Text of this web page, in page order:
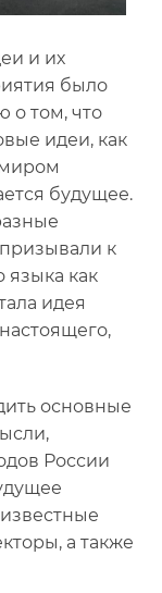
и их
было
о том, что
идеи, как
будущее.
к
языка как
идея
основные
России
а также